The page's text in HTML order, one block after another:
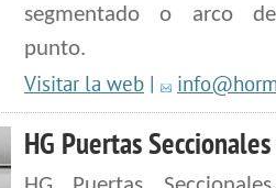
segmentado o arco
punto.
Visitar la web |
HG Puertas Seccionales